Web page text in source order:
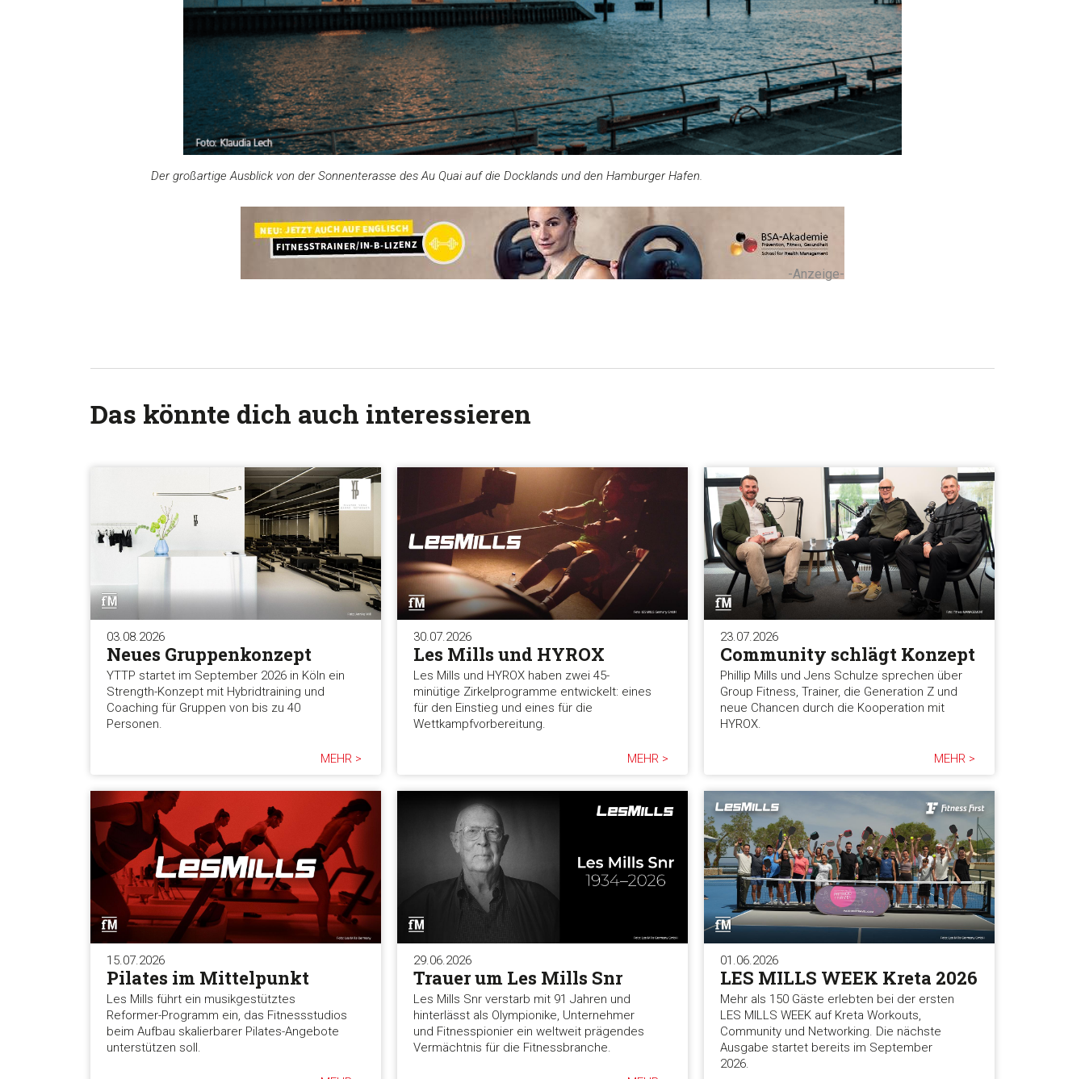
Der großartige Ausblick von der Sonnenterasse des Au Quai auf die Docklands und den Hamburger Hafen.
-Anzeige-
Das könnte dich auch interessieren
03.08.2026
Neues Gruppenkonzept
YTTP startet im September 2026 in Köln ein
Strength-Konzept mit Hybridtraining und
Coaching für Gruppen von bis zu 40
Personen.
MEHR >
30.07.2026
Les Mills und HYROX
Les Mills und HYROX haben zwei 45-
minütige Zirkelprogramme entwickelt: eines
für den Einstieg und eines für die
Wettkampfvorbereitung.
MEHR >
23.07.2026
Community schlägt Konzept
Phillip Mills und Jens Schulze sprechen über
Group Fitness, Trainer, die Generation Z und
neue Chancen durch die Kooperation mit
HYROX.
MEHR >
15.07.2026
Pilates im Mittelpunkt
Les Mills führt ein musikgestütztes
Reformer-Programm ein, das Fitnessstudios
beim Aufbau skalierbarer Pilates-Angebote
unterstützen soll.
29.06.2026
Trauer um Les Mills Snr
Les Mills Snr verstarb mit 91 Jahren und
hinterlässt als Olympionike, Unternehmer
und Fitnesspionier ein weltweit prägendes
Vermächtnis für die Fitnessbranche.
01.06.2026
LES MILLS WEEK Kreta 2026
Mehr als 150 Gäste erlebten bei der ersten
LES MILLS WEEK auf Kreta Workouts,
Community und Networking. Die nächste
Ausgabe startet bereits im September
2026.